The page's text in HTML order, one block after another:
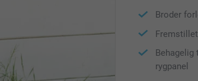
Broder
rygpanel